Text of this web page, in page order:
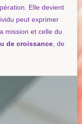
Elle devient
peut exprimer
mission et celle du
de croissance , de